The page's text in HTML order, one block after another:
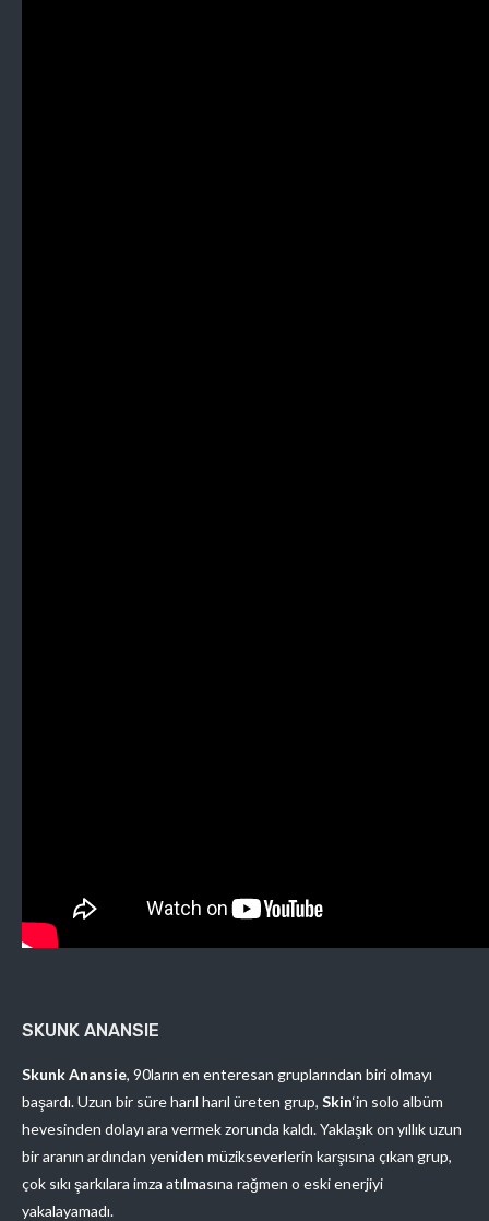
SKUNK ANANSIE
Skunk Anansie, 90ların en enteresan gruplarından biri olmayı
başardı. Uzun bir süre harıl harıl üreten grup, Skin‘in solo albüm
hevesinden dolayı ara vermek zorunda kaldı. Yaklaşık on yıllık uzun
bir aranın ardından yeniden müzikseverlerin karşısına çıkan grup,
çok sıkı şarkılara imza atılmasına rağmen o eski enerjiyi
yakalayamadı.